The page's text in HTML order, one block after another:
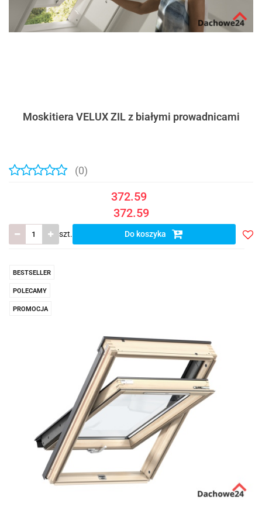
Moskitiera VELUX ZIL z białymi prowadnicami
(0)
372.59
372.59
szt. Do koszyka
BESTSELLER
POLECAMY
PROMOCJA